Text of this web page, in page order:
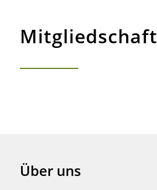
Mitgliedschaft
Über uns